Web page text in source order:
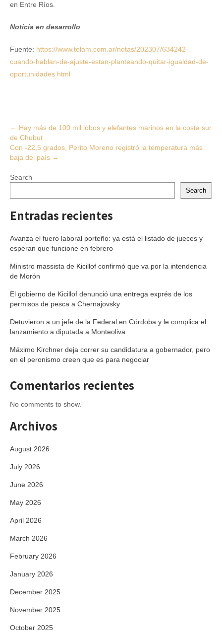
en Entre Ríos.
Noticia en desarrollo
Fuente: https://www.telam.com.ar/notas/202307/634242-
cuando-hablan-de-ajuste-estan-planteando-quitar-igualdad-de-
oportunidades.html
Post
navigation
← Hay más de 100 mil lobos y elefantes marinos en la costa sur
de Chubut
Con -22,5 grados, Perito Moreno registró la temperatura más
baja del país →
Search
Search
Entradas recientes
Avanza el fuero laboral porteño: ya está el listado de jueces y
esperan que funcione en febrero
Ministro massista de Kicillof confirmó que va por la intendencia
de Morón
El gobierno de Kicillof denunció una entrega exprés de los
permisos de pesca a Chernajovsky
Detuvieron a un jefe de la Federal en Córdoba y le complica el
lanzamiento a diputada a Monteoliva
Máximo Kirchner deja correr su candidatura a gobernador, pero
en el peronismo creen que es para negociar
Comentarios recientes
No comments to show.
Archivos
August 2026
July 2026
June 2026
May 2026
April 2026
March 2026
February 2026
January 2026
December 2025
November 2025
October 2025